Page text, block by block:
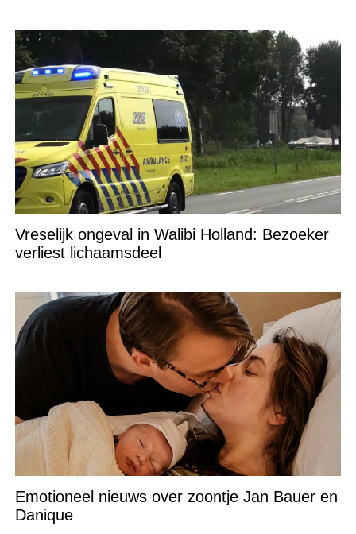
Vreselijk ongeval in Walibi Holland: Bezoeker
verliest lichaamsdeel
Emotioneel nieuws over zoontje Jan Bauer en
Danique